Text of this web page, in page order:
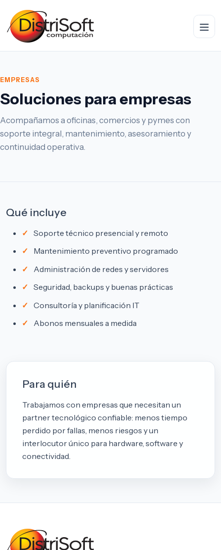
Abrir
EMPRESAS
Soluciones para empresas
Acompañamos a oficinas, comercios y pymes con
soporte integral, mantenimiento, asesoramiento y
continuidad operativa.
Qué incluye
Soporte técnico presencial y remoto
Mantenimiento preventivo programado
Administración de redes y servidores
Seguridad, backups y buenas prácticas
Consultoría y planificación IT
Abonos mensuales a medida
Para quién
Trabajamos con empresas que necesitan un
partner tecnológico confiable: menos tiempo
perdido por fallas, menos riesgos y un
interlocutor único para hardware, software y
conectividad.